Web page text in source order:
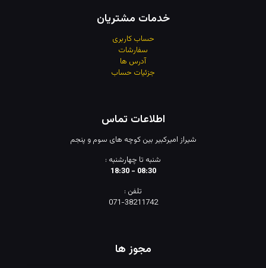
خدمات مشتریان
حساب کاربری
سفارشات
آدرس ها
جزئیات حساب
اطلاعات تماس
شیراز امیرکبیر بین کوچه های سوم و پنجم
شنبه تا چهارشنبه :
08:30 - 18:30
تلفن :
071-38211742
مجوز ها